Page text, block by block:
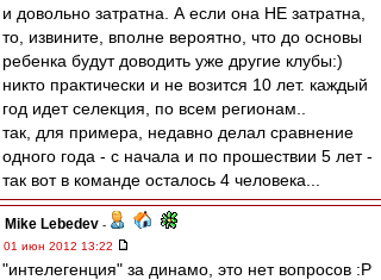
и довольно затратна. А если она НЕ затратна,
то, извините, вполне вероятно, что до основы
ребенка будут доводить уже другие клубы:)
никто практически и не возится 10 лет. каждый
год идет селекция, по всем регионам..
так, для примера, недавно делал сравнение
одного года - с начала и по прошествии 5 лет -
так вот в команде осталось 4 человека...
Mike Lebedev -
01 июн 2012 13:22
"интелегенция" за динамо, это нет вопросов :P